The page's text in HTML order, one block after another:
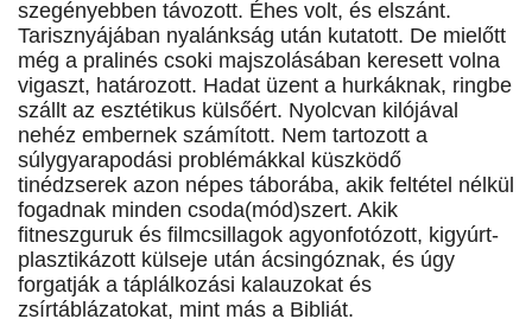
szegényebben távozott. Éhes volt, és elszánt.
Tarisznyájában nyalánkság után kutatott. De mielőtt
még a pralinés csoki majszolásában keresett volna
vigaszt, határozott. Hadat üzent a hurkáknak, ringbe
szállt az esztétikus külsőért. Nyolcvan kilójával
nehéz embernek számított. Nem tartozott a
súlygyarapodási problémákkal küszködő
tinédzserek azon népes táborába, akik feltétel nélkül
fogadnak minden csoda(mód)szert. Akik
fitneszguruk és filmcsillagok agyonfotózott, kigyúrt-
plasztikázott külseje után ácsingóznak, és úgy
forgatják a táplálkozási kalauzokat és
zsírtáblázatokat, mint más a Bibliát.